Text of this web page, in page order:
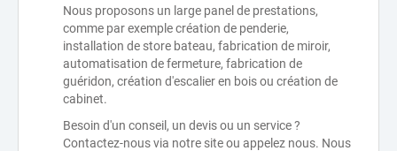
Nous proposons un large panel de prestations,
comme par exemple création de penderie,
installation de store bateau, fabrication de miroir,
automatisation de fermeture, fabrication de
guéridon, création d'escalier en bois ou création de
cabinet.
Besoin d'un conseil, un devis ou un service ?
Contactez-nous via notre site ou appelez nous. Nous